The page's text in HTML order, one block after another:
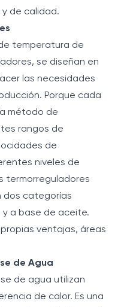
de calidad.
temperatura de
se diseñan en
las necesidades
Porque cada
método de
rangos de
de
niveles de
termorreguladores
dos categorías
y a base de aceite.
ventajas, áreas
de Agua
de agua utilizan
de calor. Es una